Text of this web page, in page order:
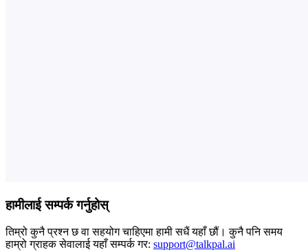
हामीलाई सम्पर्क गर्नुहोस्
तिम्रो कुनै प्रश्न छ वा सहयोग चाहिएमा हामी सधैं यहाँ छौं। कुनै पनि समय
हाम्रो ग्राहक सेवालाई यहाँ सम्पर्क गर: support@talkpal.ai